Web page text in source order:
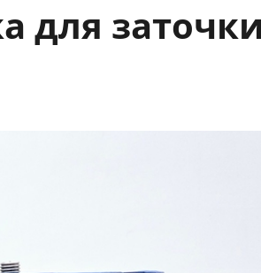
для заточки